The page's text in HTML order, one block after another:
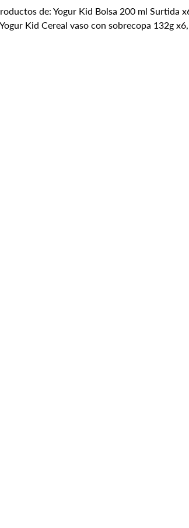
de: Yogur Kid Bolsa 200 ml Surtida
Kid Cereal vaso con sobrecopa 132g